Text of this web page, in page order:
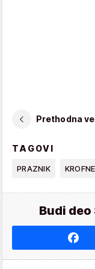
Prethodna
TAGOVI
PRAZNIK KROFNE
Budi